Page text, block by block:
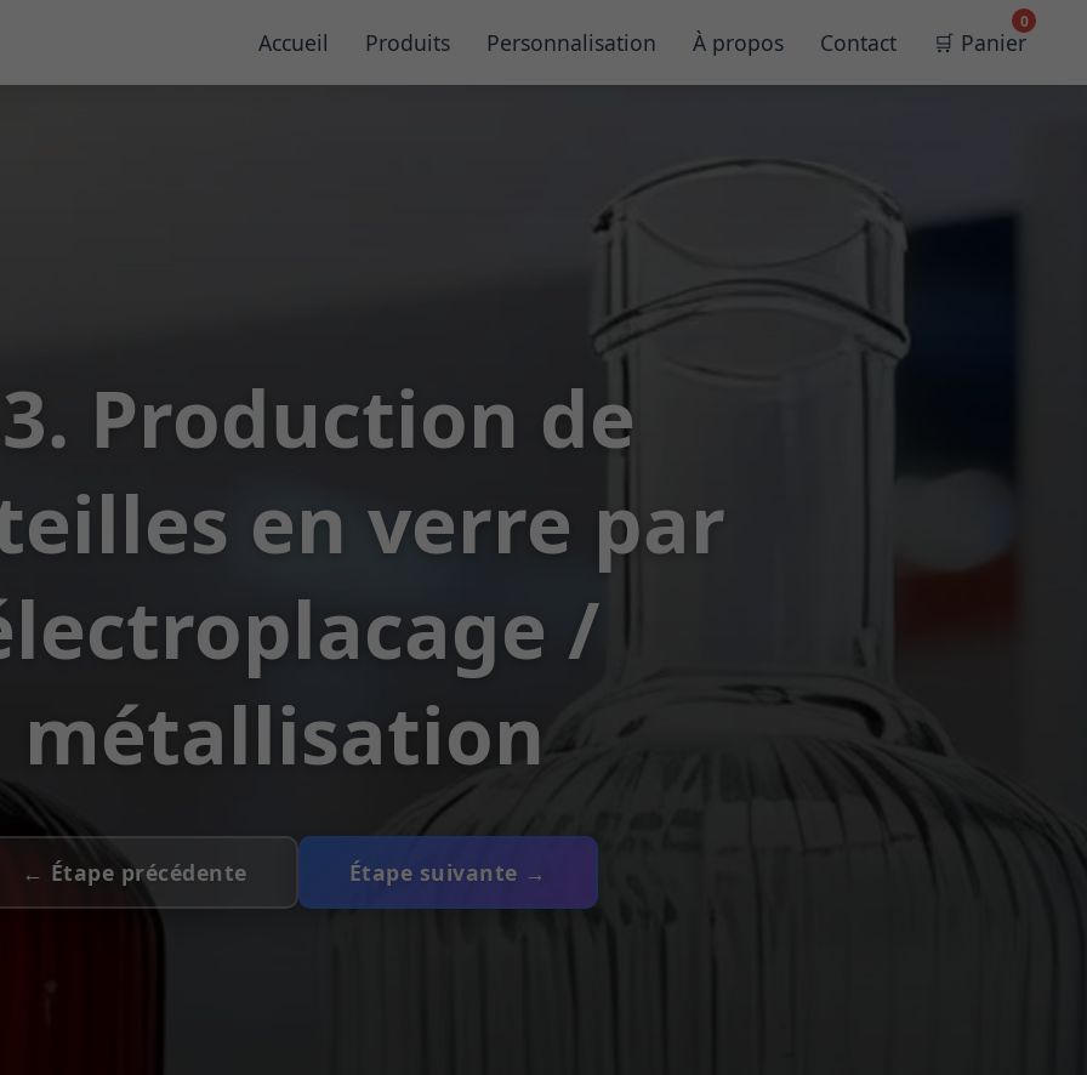
Accueil Produits Personnalisation À propos Contact 🛒 Panier
0
Production de
en verre par
/
métallisation
← Étape précédente Étape suivante →